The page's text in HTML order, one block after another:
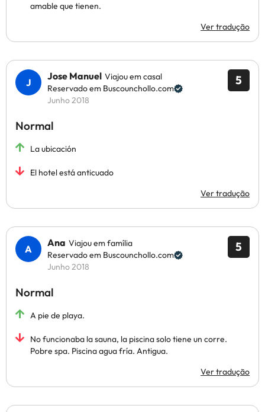
amable que tienen.
Ver tradução
5
Jose Manuel Viajou em casal
Reservado em Buscounchollo.com
Junho 2018
Normal
La ubicación
El hotel está anticuado
Ver tradução
5
Ana Viajou em família
Reservado em Buscounchollo.com
Junho 2018
Normal
A pie de playa.
No funcionaba la sauna, la piscina solo tiene un corre.
Pobre spa. Piscina agua fría. Antigua.
Ver tradução